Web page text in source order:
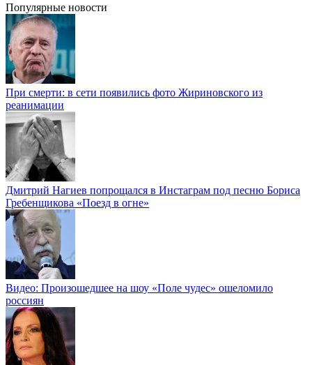
Популярные новости
При смерти: в сети появились фото Жириновского из
реанимации
Дмитрий Нагиев попрощался в Инстаграм под песню Бориса
Гребенщикова «Поезд в огне»
Видео: Произошедшее на шоу «Поле чудес» ошеломило
россиян